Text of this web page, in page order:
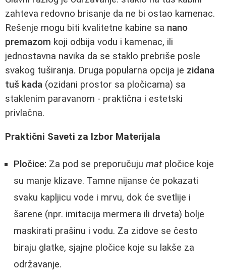
zahteva redovno brisanje da ne bi ostao kamenac.
Rešenje mogu biti kvalitetne kabine sa nano
premazom koji odbija vodu i kamenac, ili
jednostavna navika da se staklo prebriše posle
svakog tuširanja. Druga popularna opcija je zidana
tuš kada (ozidani prostor sa pločicama) sa
staklenim paravanom - praktična i estetski
privlačna.
Praktični Saveti za Izbor Materijala
Pločice: Za pod se preporučuju mat pločice koje
su manje klizave. Tamne nijanse će pokazati
svaku kapljicu vode i mrvu, dok će svetlije i
šarene (npr. imitacija mermera ili drveta) bolje
maskirati prašinu i vodu. Za zidove se često
biraju glatke, sjajne pločice koje su lakše za
održavanje.